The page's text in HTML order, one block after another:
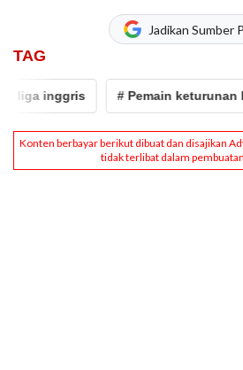
Jadikan Sumber
TAG
inggris # Pemain keturunan